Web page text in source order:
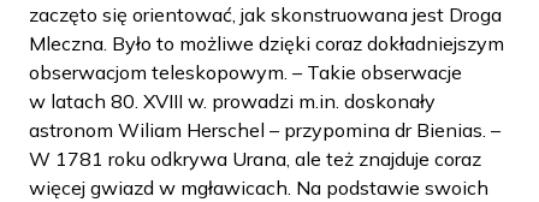
zaczęto się orientować, jak skonstruowana jest Droga
Mleczna. Było to możliwe dzięki coraz dokładniejszym
obserwacjom teleskopowym. – Takie obserwacje
w latach 80. XVIII w. prowadzi m.in. doskonały
astronom Wiliam Herschel – przypomina dr Bienias. –
W 1781 roku odkrywa Urana, ale też znajduje coraz
więcej gwiazd w mgławicach. Na podstawie swoich